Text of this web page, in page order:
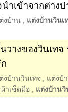
ำเข้าจากต่างป
งบ้าน
แต่งบ้านวินเ
วางของวินเท
งบ้านวินเทจ
แต่งบ้
ผ้าเช็ดมือ แต่งบ้านวิ